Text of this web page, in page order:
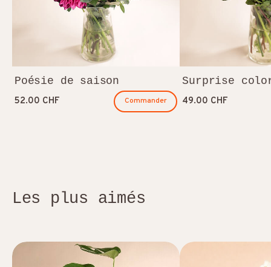
Poésie de saison
52.00 CHF Commander
Surprise
49.00 CHF
Les plus aimés